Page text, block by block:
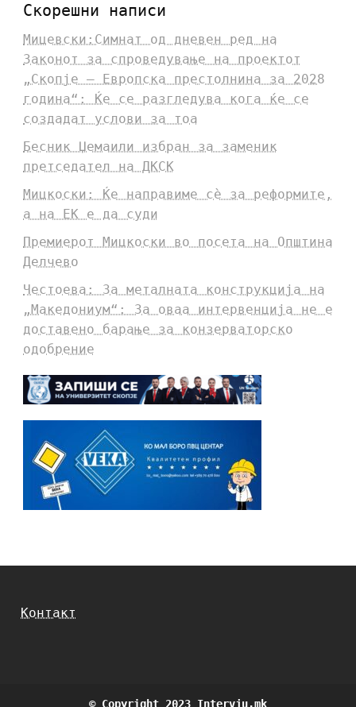
Скорешни написи
Мицевски:Симнат од дневен ред на
Законот за спроведување на проектот
„Скопје – Европска престолнина за 2028
година“: Ќе се разгледува кога ќе се
создадат услови за тоа
Бесник Џемаили избран за заменик
претседател на ДКСК
Мицкоски: Ќе направиме сè за реформите,
а на ЕК е да суди
Премиерот Мицкоски во посета на Општина
Делчево
Честоева: За металната конструкција на
„Македониум“: За оваа интервенција не е
доставено барање за конзерваторско
одобрение
Контакт
© Copyright 2023 Intervju.mk